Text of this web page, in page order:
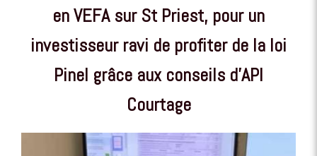
en VEFA sur St Priest, pour un
investisseur ravi de profiter de la loi
Pinel grâce aux conseils d'API
Courtage